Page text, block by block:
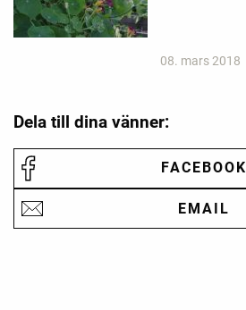
08. mars 2018
Dela till dina vänner:
FACEBOOK
EMAIL